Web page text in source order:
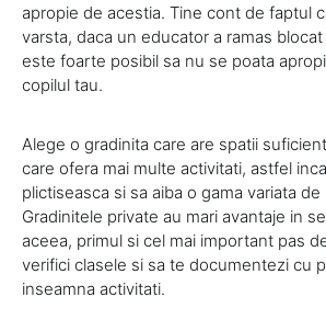
apropie de acestia. Tine cont de faptul
varsta, daca un educator a ramas
este foarte posibil sa nu se poata
copilul tau.
Alege o gradinita care are spatii
care ofera mai multe activitati, astfel
plictiseasca si sa aiba o gama variata
Gradinitele private au mari avantaje in
aceea, primul si cel mai important pas
verifici clasele si sa te documentezi cu
inseamna activitati.